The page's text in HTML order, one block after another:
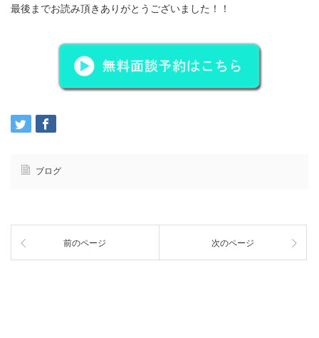
最後までお読み頂きありがとうございました！！
ブログ
前のページ 次のページ